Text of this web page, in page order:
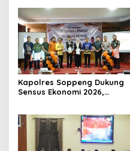
Kapolres Soppeng Dukung
Sensus Ekonomi 2026,
Pembangunan Daerah